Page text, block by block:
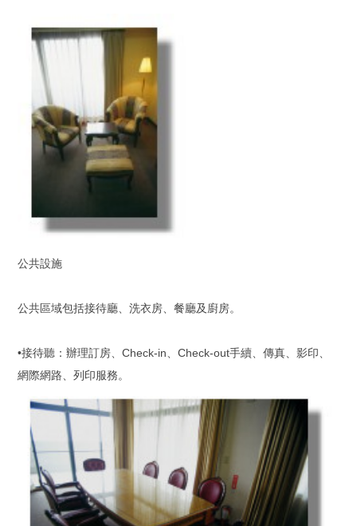
公共設施
公共區域包括接待廳、洗衣房、餐廳及廚房。
•接待聽：辦理訂房、Check-in、Check-out手續、傳真、影印、
網際網路、列印服務。